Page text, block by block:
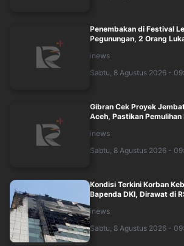
Penembakan di Festival
Pegunungan, 2 Orang
inews
Sabtu, 8 Agustus 2026 -
Gibran Cek Proyek
Aceh, Pastikan
inews
Sabtu, 8 Agustus 2026 -
Kondisi Terkini Korban
Bapenda DKI, Dirawat di
inews
Sabtu, 8 Agustus 2026 -